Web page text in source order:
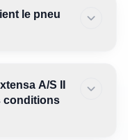
le pneu
A/S II
conditions